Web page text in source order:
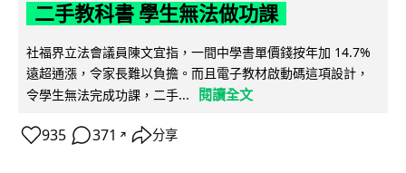
二手教科書 學生無法做功課
社福界立法會議員陳文宜指，一間中學書單價錢按年加 14.7%
遠超通漲，令家長難以負擔。而且電子教材啟動碼這項設計，
令學生無法完成功課，二手...
閱讀全文
935 371 ↗ 分享